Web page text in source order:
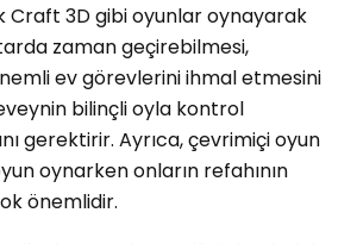
Craft 3D gibi oyunlar oynayarak
zaman geçirebilmesi,
ev görevlerini ihmal etmesini
bilinçli oyla kontrol
gerektirir. Ayrıca, çevrimiçi oyun
oynarken onların refahının
önemlidir.